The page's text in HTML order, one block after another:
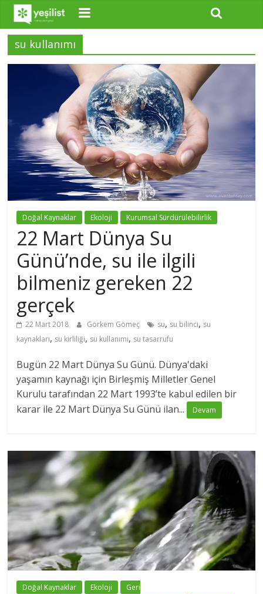
su kullanımı
Doğal Kaynaklar Ekoloji Kurumsal Sürdürülebilirlik
22 Mart Dünya Su
Günü’nde, su ile ilgili
bilmeniz gereken 22
gerçek
22 Mart 2018 Görkem Gömeç su, su bilinci, su
kaynakları, su kirliliği, su kullanımı, su tasarrufu
Bugün 22 Mart Dünya Su Günü. Dünya'daki
yaşamın kaynağı için Birleşmiş Milletler Genel
Kurulu tarafından 22 Mart 1993’te kabul edilen bir
karar ile 22 Mart Dünya Su Günü ilan...
Devam
Doğal Kaynaklar Ekoloji
Geri